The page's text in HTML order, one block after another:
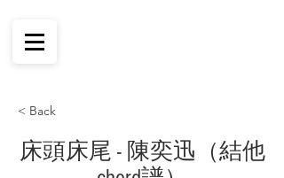
< Back
床頭床尾 - 陳奕迅（結他